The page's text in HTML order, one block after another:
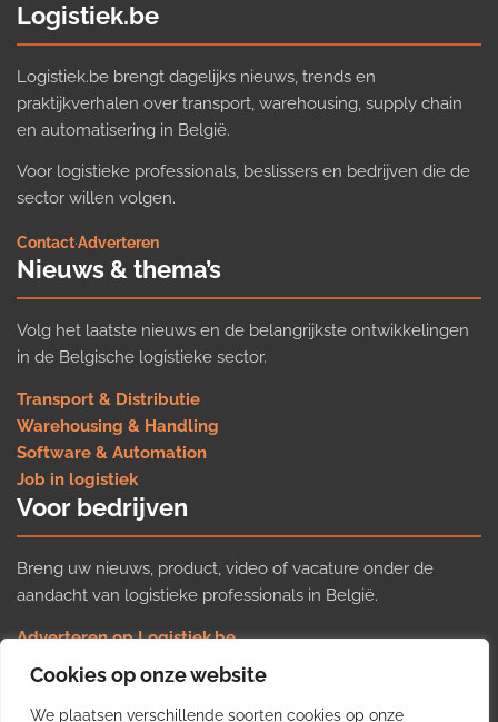
Cookies op onze website
We plaatsen verschillende soorten cookies op onze
Logistiek.be
Logistiek.be brengt dagelijks nieuws, trends en
praktijkverhalen over transport, warehousing, supply chain
en automatisering in België.
Voor logistieke professionals, beslissers en bedrijven die de
sector willen volgen.
Contact·Adverteren
Nieuws & thema’s
Volg het laatste nieuws en de belangrijkste ontwikkelingen
in de Belgische logistieke sector.
Transport & Distributie
Warehousing & Handling
Software & Automation
Job in logistiek
Voor bedrijven
Breng uw nieuws, product, video of vacature onder de
aandacht van logistieke professionals in België.
Adverteren op Logistiek.be
Nieuws insturen
Uw video op Logistiek.TV
Job plaatsen